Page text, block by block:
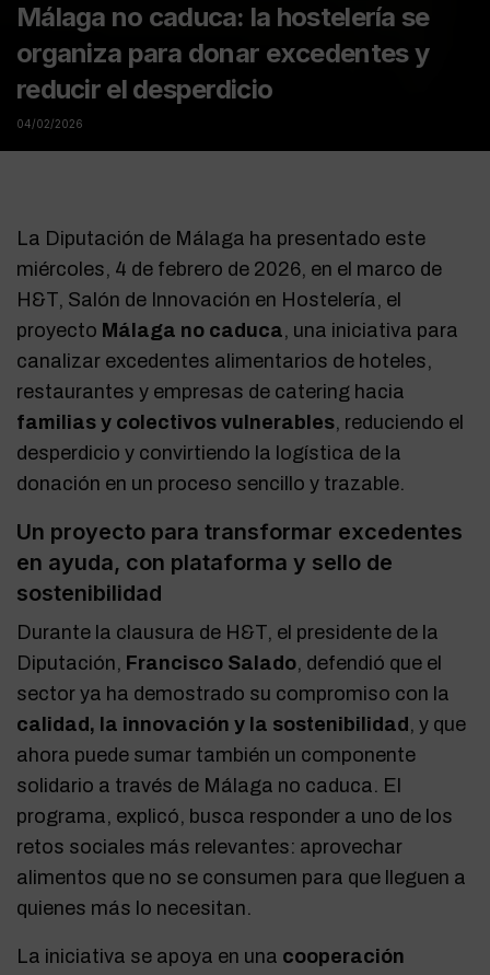
Málaga no caduca: la hostelería se
organiza para donar excedentes y
reducir el desperdicio
04/02/2026
La Diputación de Málaga ha presentado este
miércoles, 4 de febrero de 2026, en el marco de
H&T, Salón de Innovación en Hostelería, el
proyecto Málaga no caduca, una iniciativa para
canalizar excedentes alimentarios de hoteles,
restaurantes y empresas de catering hacia
familias y colectivos vulnerables, reduciendo el
desperdicio y convirtiendo la logística de la
donación en un proceso sencillo y trazable.
Un proyecto para transformar excedentes
en ayuda, con plataforma y sello de
sostenibilidad
Durante la clausura de H&T, el presidente de la
Diputación, Francisco Salado, defendió que el
sector ya ha demostrado su compromiso con la
calidad, la innovación y la sostenibilidad , y que
ahora puede sumar también un componente
solidario a través de Málaga no caduca. El
programa, explicó, busca responder a uno de los
retos sociales más relevantes: aprovechar
alimentos que no se consumen para que lleguen a
quienes más lo necesitan.
La iniciativa se apoya en una cooperación